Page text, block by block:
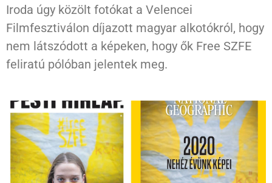
Iroda úgy közölt fotókat a Velencei
Filmfesztiválon díjazott magyar alkotókról, hogy
nem látszódott a képeken, hogy ők Free SZFE
feliratú pólóban jelentek meg.